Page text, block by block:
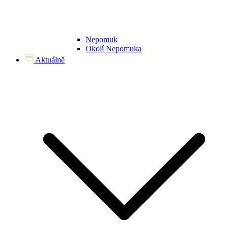
Nepomuk
Okolí Nepomuka
Aktuálně